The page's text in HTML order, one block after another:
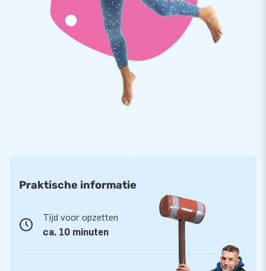
opslag voor je voertuig
De opblaasbare carstations en bikestations zijn
gebruiksvriendelijk. Je parkeert je auto in de Car Capsule,
trekt de doorzichtige beschermhoes over het voertuig, sluit
de blower aan en je opblaasbare opslag staat. Je luchtgarage
staat als een huis. De autobescherming is stofvrij, kan tegen
een stootje en laat geen water door. Met de Car Capsules
Praktische informatie
Tijd voor opzetten
ca. 10 minuten